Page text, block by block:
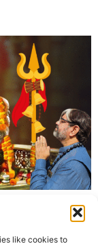
like cookies to
अनुभव से प्रेरित
उपलब्ध।